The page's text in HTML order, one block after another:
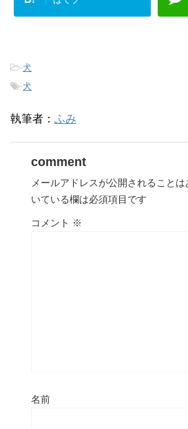
-犬
-犬
執筆者： ふみ
comment
メールアドレスが公開されることは
いている欄は必須項目です
コメント ※
名前